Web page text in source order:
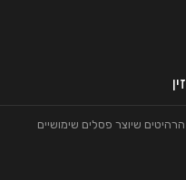
שיוצר פסלים שימושיים